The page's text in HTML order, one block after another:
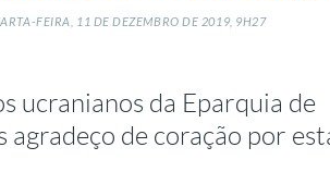
FEIRA, 11 DEDEZEMBRO DE 2019, 9H27
ucranianos da Eparquia de
de coração por